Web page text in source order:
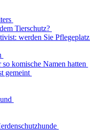
Tierschutz?
werden Sie Pflegeplatz
komische Namen hatten
gemeint